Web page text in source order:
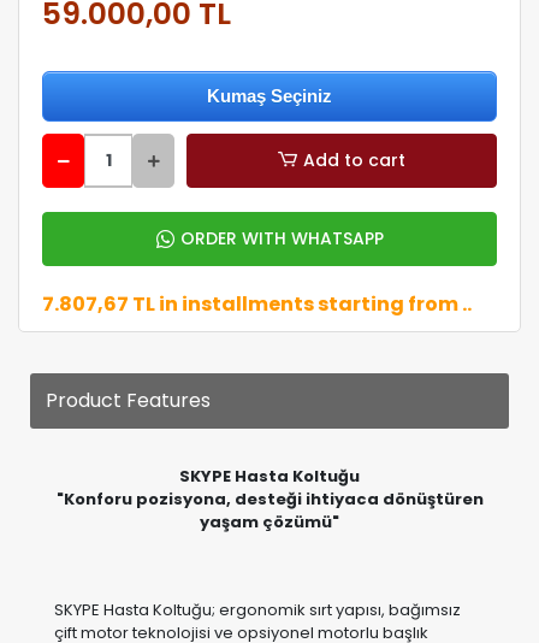
Add to cart
ORDER WITH WHATSAPP
7.807,67 TL in installments starting from ..
yaşam çözümü"
sistemi ile kullanıcıya kişiselleştirilebilir bir oturum
deneyimi sunmak amacıyla geliştirilmiştir. Fonksiyonel